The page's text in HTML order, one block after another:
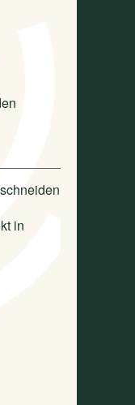
in